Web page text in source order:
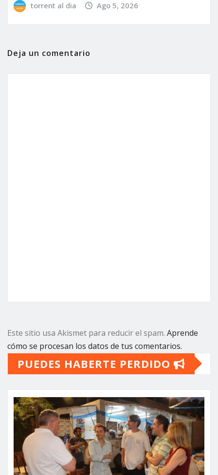
torrent al dia Ago 5, 2026
Deja un comentario
Este sitio usa Akismet para reducir el spam. Aprende
cómo se procesan los datos de tus comentarios.
PUEDES HABERTE PERDIDO